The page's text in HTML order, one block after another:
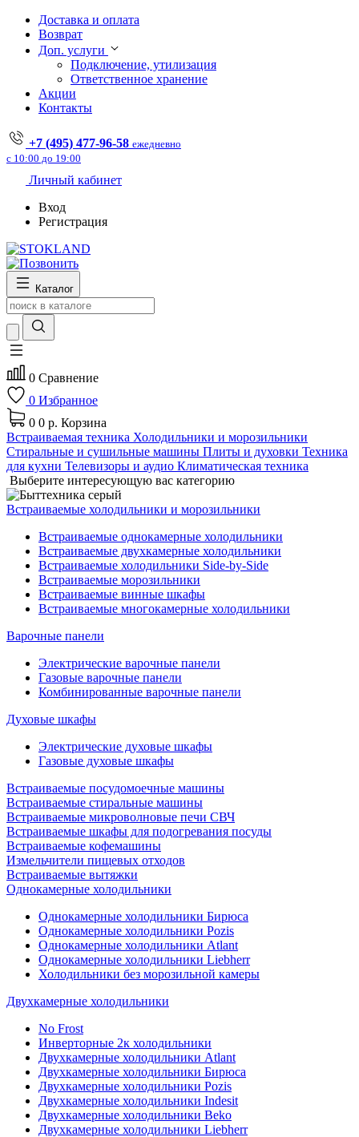
Доставка и оплата
Возврат
Доп. услуги
Подключение, утилизация
Ответственное хранение
Акции
Контакты
+7 (495) 477-96-58 ежедневно
с 10:00 до 19:00
Личный кабинет
Вход
Регистрация
Каталог
0 Сравнение
0 Избранное
0 0 р. Корзина
Встраиваемая техника Холодильники и морозильники
Стиральные и сушильные машины Плиты и духовки Техника
для кухни Телевизоры и аудио Климатическая техника
Выберите интересующую вас категорию
Встраиваемые холодильники и морозильники
Встраиваемые однокамерные холодильники
Встраиваемые двухкамерные холодильники
Встраиваемые холодильники Side-by-Side
Встраиваемые морозильники
Встраиваемые винные шкафы
Встраиваемые многокамерные холодильники
Варочные панели
Электрические варочные панели
Газовые варочные панели
Комбинированные варочные панели
Духовые шкафы
Электрические духовые шкафы
Газовые духовые шкафы
Встраиваемые посудомоечные машины
Встраиваемые стиральные машины
Встраиваемые микроволновые печи СВЧ
Встраиваемые шкафы для подогревания посуды
Встраиваемые кофемашины
Измельчители пищевых отходов
Встраиваемые вытяжки
Однокамерные холодильники
Однокамерные холодильники Бирюса
Однокамерные холодильники Pozis
Однокамерные холодильники Atlant
Однокамерные холодильники Liebherr
Холодильники без морозильной камеры
Двухкамерные холодильники
No Frost
Инверторные 2к холодильники
Двухкамерные холодильники Atlant
Двухкамерные холодильники Бирюса
Двухкамерные холодильники Pozis
Двухкамерные холодильники Indesit
Двухкамерные холодильники Beko
Двухкамерные холодильники Liebherr